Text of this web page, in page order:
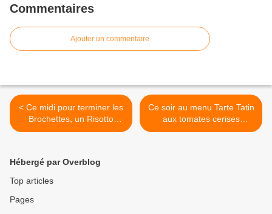
Commentaires
Ajouter un commentaire
< Ce midi pour terminer les
Brochettes, un Risotto
nature... Mais à la base il
quel riz, mais pour moi le
Carnaroli est mon préféré,
Ensuite un parmesan du
Ce soir au menu Tarte Tatin
aux tomates cerises
colorées, et petits poivrons,
Hébergé par Overblog
Top articles
Pages